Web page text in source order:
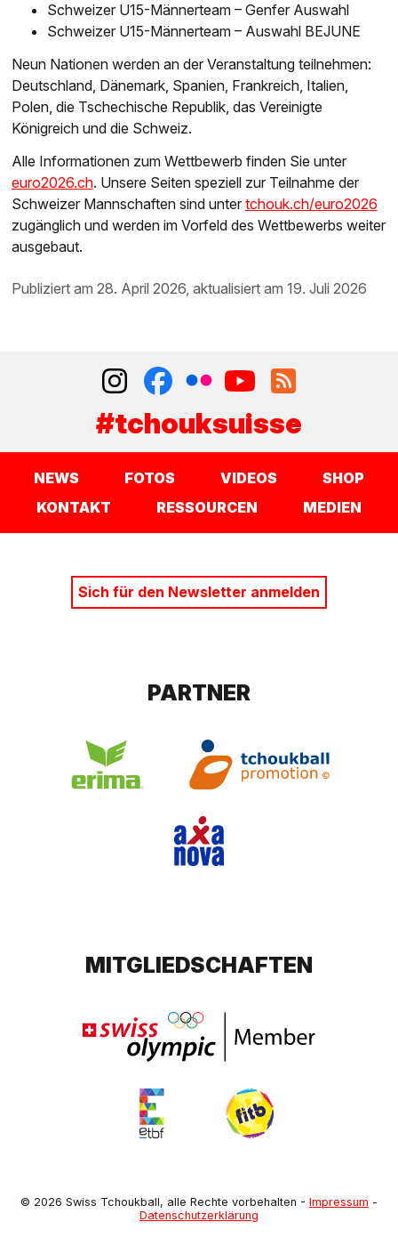
Schweizer U15-Männerteam – Genfer Auswahl
Schweizer U15-Männerteam – Auswahl BEJUNE
Neun Nationen werden an der Veranstaltung teilnehmen:
Deutschland, Dänemark, Spanien, Frankreich, Italien,
Polen, die Tschechische Republik, das Vereinigte
Königreich und die Schweiz.
Alle Informationen zum Wettbewerb finden Sie unter
euro2026.ch. Unsere Seiten speziell zur Teilnahme der
Schweizer Mannschaften sind unter tchouk.ch/euro2026
zugänglich und werden im Vorfeld des Wettbewerbs weiter
ausgebaut.
publiziert am 28. April 2026, aktualisiert am 19. Juli 2026
#tchouksuisse
NEWS FOTOS VIDEOS
SHOP
KONTAKT
RESSOURCEN MEDIEN
Sich für den Newsletter anmelden
PARTNER
MITGLIEDSCHAFTEN
© 2026 Swiss Tchoukball, alle Rechte vorbehalten - Impressum -
Datenschutzerklärung